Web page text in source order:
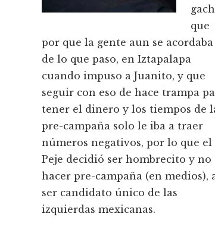
que
por que la gente aun se acordaba
de lo que paso, en Iztapalapa
cuando impuso a Juanito, y que
seguir con eso de hace trampa
tener el dinero y los tiempos de
pre-campaña solo le iba a traer
números negativos, por lo que el
Peje decidió ser hombrecito y no
hacer pre-campaña (en medios),
ser candidato único de las
izquierdas mexicanas.